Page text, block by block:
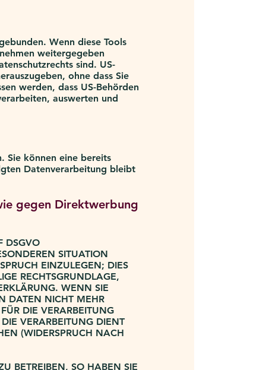
Wenn diese Tools
weitergegeben
sind. US-
ohne dass Sie
werden, dass US-Behörden
auswerten und
Sie können eine bereits
Datenverarbeitung bleibt
gegen Direktwerbung
DSGVO
SITUATION
EINZULEGEN; DIES
RECHTSGRUNDLAGE,
WENN SIE
DATEN NICHT MEHR
DIE VERARBEITUNG
VERARBEITUNG DIENT
(WIDERSPRUCH NACH
BETREIBEN, SO HABEN SIE